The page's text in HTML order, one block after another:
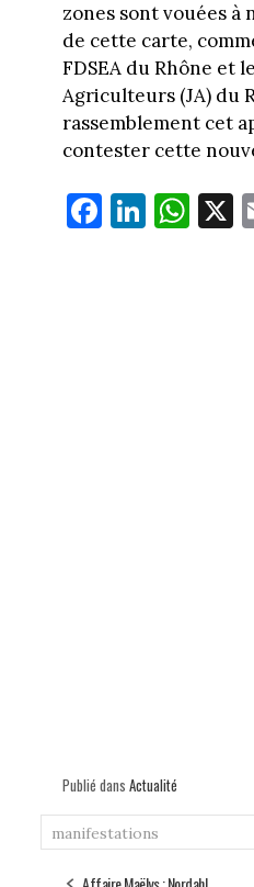
zones sont vouées à
de cette carte,
FDSEA du Rhône et
Agriculteurs (JA) du
rassemblement cet
contester cette
Fa
ce
Li
nk
W
ha
X
Publié dans Actualité
manifestations